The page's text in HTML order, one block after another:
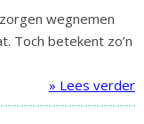
wegnemen
Toch betekent zo’n
» Lees verder